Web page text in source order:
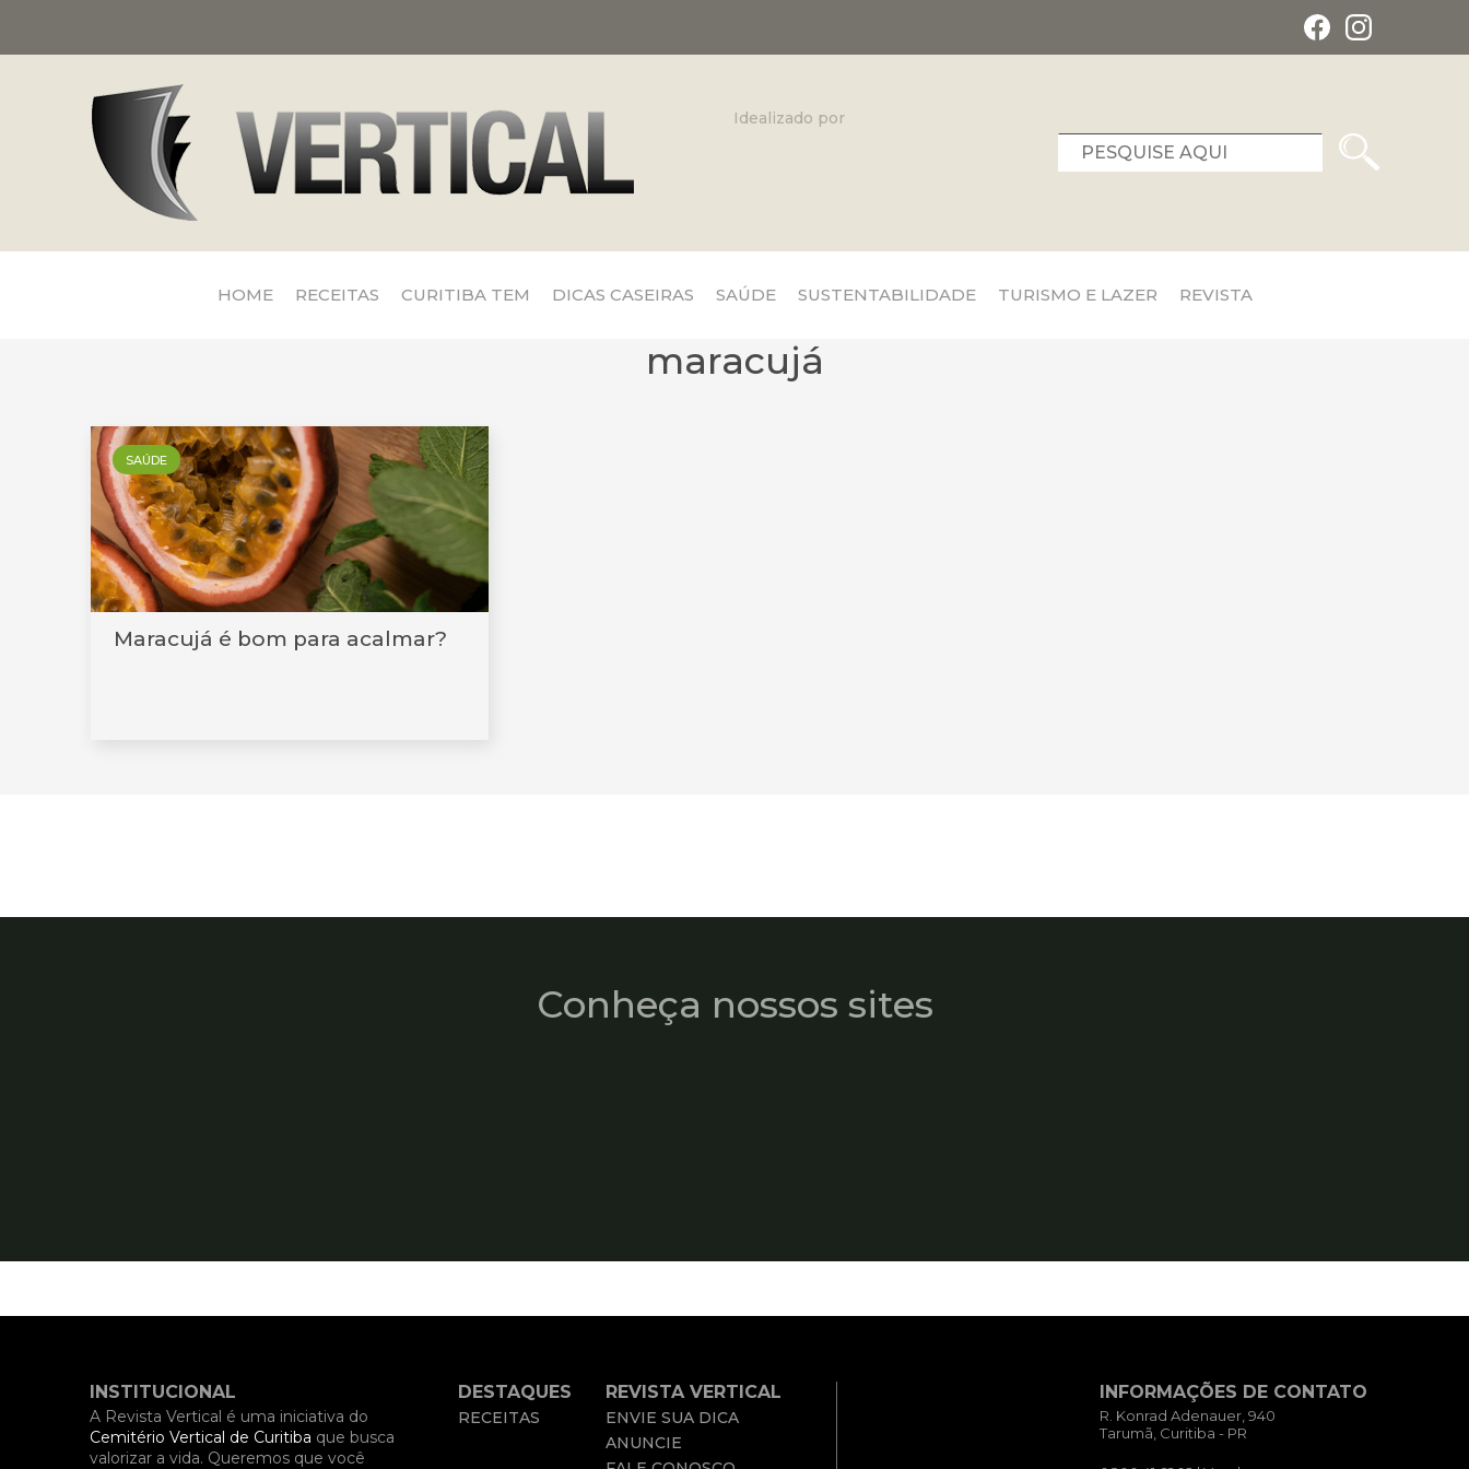
Idealizado por
HOME RECEITAS CURITIBA TEM DICAS CASEIRAS SAÚDE SUSTENTABILIDADE TURISMO E LAZER REVISTA
maracujá
SAÚDE
Maracujá é bom para acalmar?
Conheça nossos sites
INSTITUCIONAL
A Revista Vertical é uma iniciativa do
Cemitério Vertical de Curitiba que busca
valorizar a vida. Queremos que você
DESTAQUES
RECEITAS
REVISTA VERTICAL
ENVIE SUA DICA
ANUNCIE
INFORMAÇÕES DE CONTATO
R. Konrad Adenauer, 940
Tarumã, Curitiba - PR